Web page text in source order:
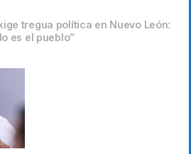
tregua política en Nuevo León:
es el pueblo”